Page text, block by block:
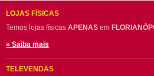
LOJAS FÍSICAS
Temos lojas físicas APENAS em
» Saiba mais
TELEVENDAS